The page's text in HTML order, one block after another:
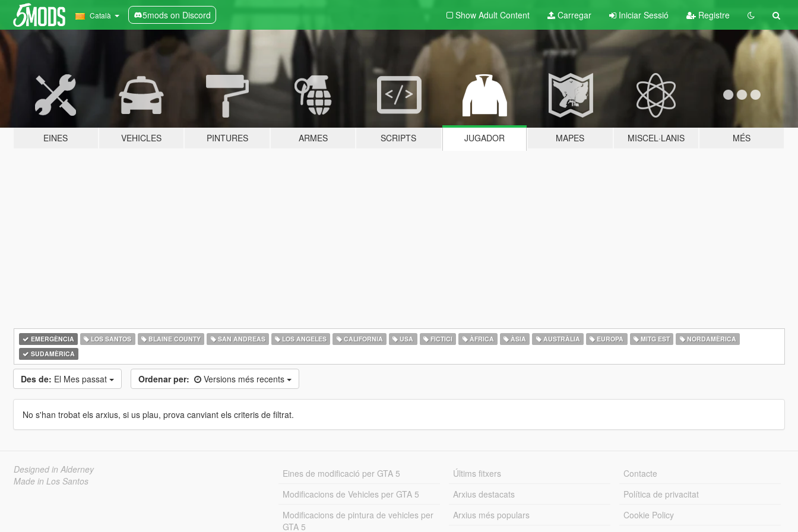
Català 5mods on Discord Show Adult Content Carregar Iniciar Sessió Registre
EINES VEHICLES PINTURES ARMES SCRIPTS JUGADOR MAPES MISCEL·LANIS MÉS
EMERGÈNCIA LOS SANTOS BLAINE COUNTY SAN ANDREAS LOS ANGELES CALIFORNIA USA FICTICI ÀFRICA ÀSIA AUSTRÀLIA EUROPA MITG EST
NORDAMÈRICA
SUDAMÈRICA
Des de: El Mes passat Ordenar per: Versions més recents
No s'han trobat els arxius, si us plau, prova canviant els criteris de filtrat.
Designed in Alderney
Made in Los Santos
Eines de modificació per GTA 5
Modificacions de Vehicles per GTA 5
Modificacions de pintura de vehicles per
GTA 5
Últims fitxers
Arxius destacats
Arxius més populars
Contacte
Política de privacitat
Cookie Policy